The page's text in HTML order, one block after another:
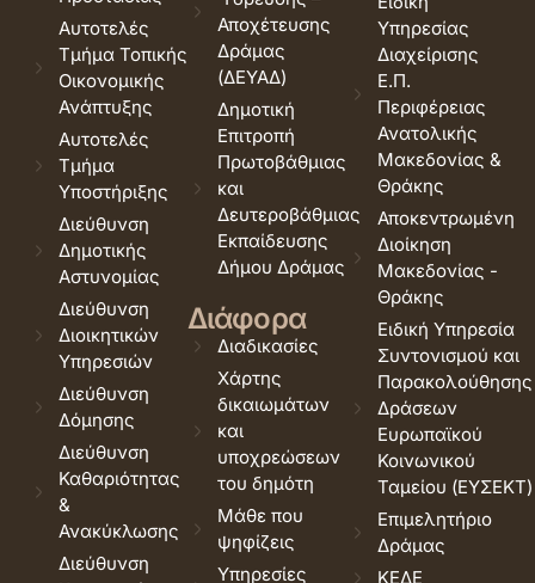
Αυτοτελές
Τμήμα Τοπικής
Οικονομικής
Ανάπτυξης
Αυτοτελές
Τμήμα
Υποστήριξης
Διεύθυνση
Δημοτικής
Αστυνομίας
Διεύθυνση
Διοικητικών
Υπηρεσιών
Διεύθυνση
Δόμησης
Διεύθυνση
Καθαριότητας
&
Ανακύκλωσης
Διεύθυνση
Αποχέτευσης
Δράμας
(ΔΕΥΑΔ)
Δημοτική
Επιτροπή
Πρωτοβάθμιας
και
Δευτεροβάθμιας
Εκπαίδευσης
Δήμου Δράμας
Διάφορα
Διαδικασίες
Χάρτης
δικαιωμάτων
και
υποχρεώσεων
του δημότη
Μάθε που
ψηφίζεις
Υπηρεσίες
Υπηρεσίας
Διαχείρισης
Ε.Π.
Περιφέρειας
Ανατολικής
Μακεδονίας &
Θράκης
Αποκεντρωμένη
Διοίκηση
Μακεδονίας -
Θράκης
Ειδική Υπηρεσία
Συντονισμού και
Παρακολούθησης
Δράσεων
Ευρωπαϊκού
Κοινωνικού
Ταμείου (ΕΥΣΕΚΤ)
Επιμελητήριο
Δράμας
ΚΕΔΕ